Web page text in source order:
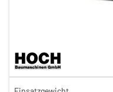
324,00 €